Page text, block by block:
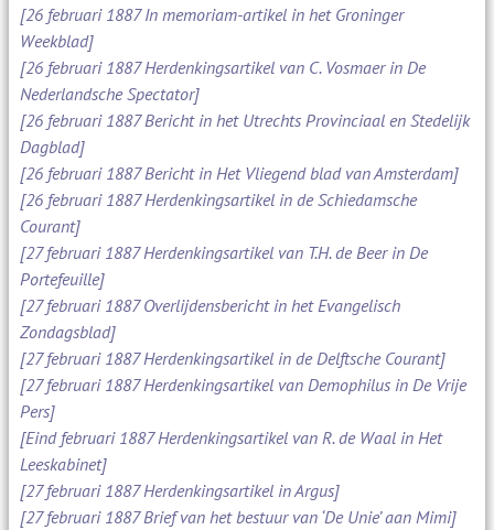
[26 februari 1887 In memoriam-artikel in het Groninger
Weekblad]
[26 februari 1887 Herdenkingsartikel van C. Vosmaer in De
Nederlandsche Spectator]
[26 februari 1887 Bericht in het Utrechts Provinciaal en Stedelijk
Dagblad]
[26 februari 1887 Bericht in Het Vliegend blad van Amsterdam]
[26 februari 1887 Herdenkingsartikel in de Schiedamsche
Courant]
[27 februari 1887 Herdenkingsartikel van T.H. de Beer in De
Portefeuille]
[27 februari 1887 Overlijdensbericht in het Evangelisch
Zondagsblad]
[27 februari 1887 Herdenkingsartikel in de Delftsche Courant]
[27 februari 1887 Herdenkingsartikel van Demophilus in De Vrije
Pers]
[Eind februari 1887 Herdenkingsartikel van R. de Waal in Het
Leeskabinet]
[27 februari 1887 Herdenkingsartikel in Argus]
[27 februari 1887 Brief van het bestuur van ‘De Unie’ aan Mimi]